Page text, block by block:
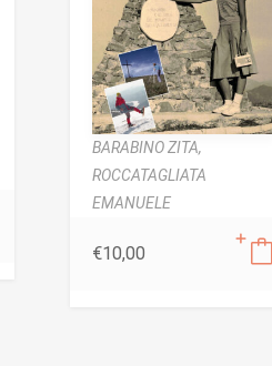
BARABINO ZITA,
ROCCATAGLIATA
EMANUELE
€10,00